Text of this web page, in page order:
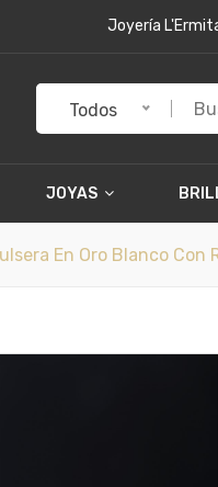
Joyería
Todos
JOYAS
En Oro Blanco